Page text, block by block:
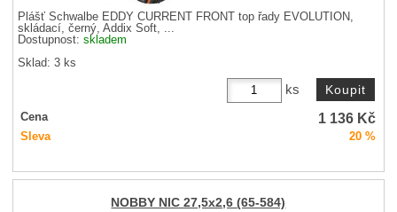
Plášť Schwalbe EDDY CURRENT FRONT top řady EVOLUTION,
skládací, černý, Addix Soft, ...
Dostupnost:skladem
Sklad: 3 ks
ks
Cena 1 136 Kč
Sleva 20 %
NOBBY NIC 27,5x2,6 (65-584)